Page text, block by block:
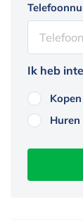
Ik heb
Kopen
Huren